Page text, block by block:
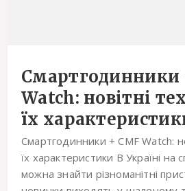
Смартгодинники
Watch: новітні
їх
Смартгодинники + CMF Watch:
їх характеристики В Україні на
можна знайти різноманітні